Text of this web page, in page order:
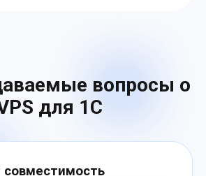
вопросы о
для 1С
совместимость